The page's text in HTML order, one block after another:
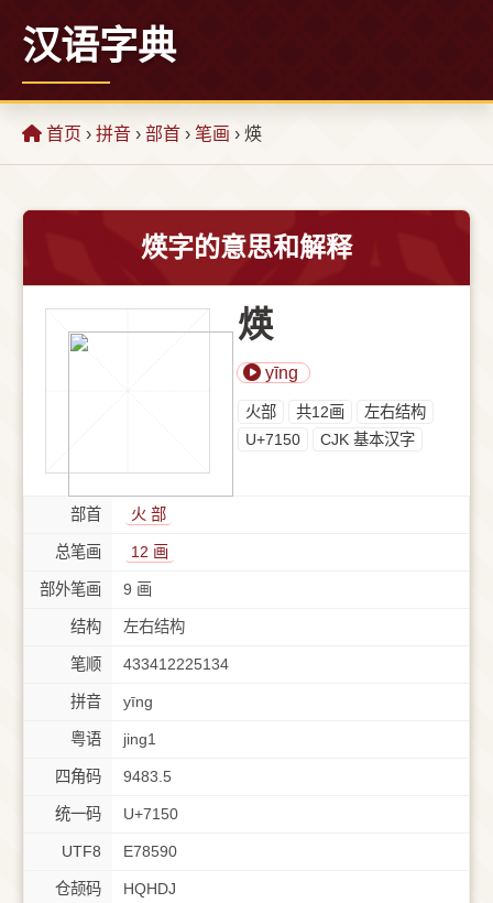
汉语字典
首页 › 拼音 › 部首 › 笔画 › 煐
煐字的意思和解释
煐
yīng
⽕部 共12画
左右结构
U+7150
CJK 基本汉字
部首 ⽕ 部
总笔画 12 画
部外笔画 9 画
结构 左右结构
笔顺 433412225134
拼音 yīng
粤语 jing1
四角码 9483.5
统一码 U+7150
UTF8 E78590
仓颉码 HQHDJ